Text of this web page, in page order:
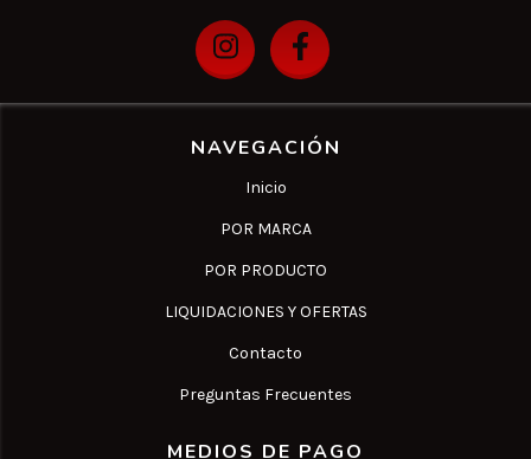
NAVEGACIÓN
Inicio
POR MARCA
POR PRODUCTO
LIQUIDACIONES Y OFERTAS
Contacto
Preguntas Frecuentes
MEDIOS DE PAGO